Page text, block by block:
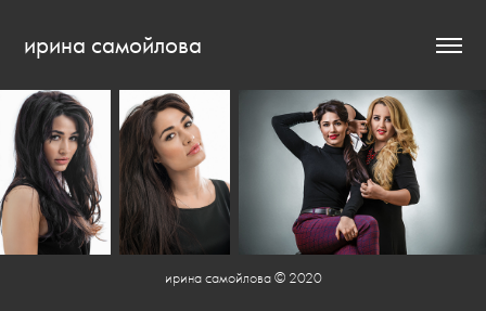
ирина самойлова
ирина самойлова © 2020